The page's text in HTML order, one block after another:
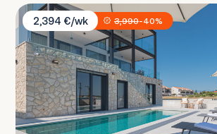
Villa Serena
2,394 €/wk
3,990-40%